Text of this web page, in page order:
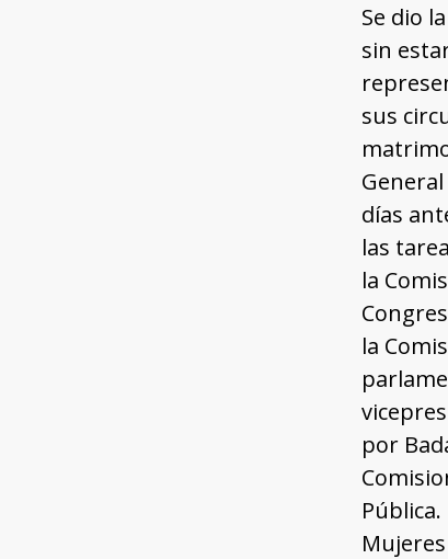
Se dio
sin
sus
días
las
la
la
por